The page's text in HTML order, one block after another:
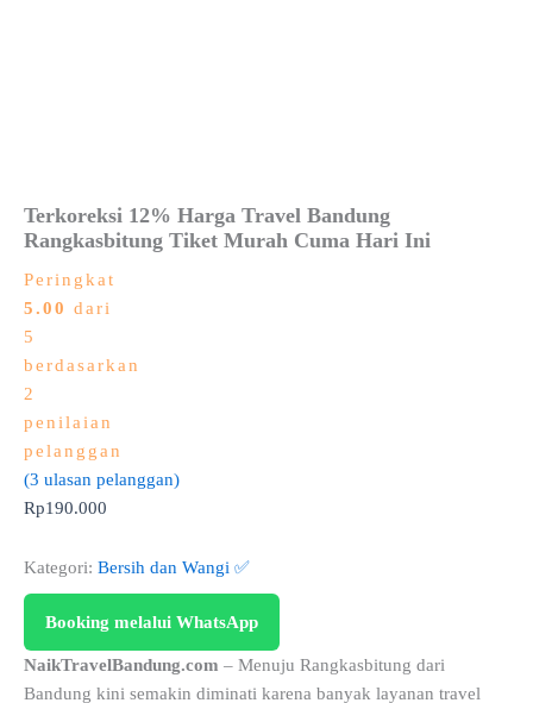
Terkoreksi 12% Harga Travel Bandung
Rangkasbitung Tiket Murah Cuma Hari Ini
Peringkat
5.00 dari
5
berdasarkan
2
penilaian
pelanggan
(3 ulasan pelanggan)
Rp190.000
Kategori: Bersih dan Wangi ✅
Booking melalui WhatsApp
NaikTravelBandung.com – Menuju Rangkasbitung dari
Bandung kini semakin diminati karena banyak layanan travel